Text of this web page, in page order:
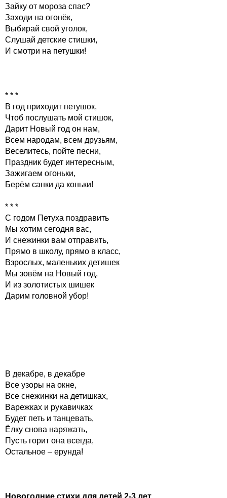
Зайку от мороза спас?
Заходи на огонёк,
Выбирай свой уголок,
Слушай детские стишки,
И смотри на петушки!
* * *
В год приходит петушок,
Чтоб послушать мой стишок,
Дарит Новый год он нам,
Всем народам, всем друзьям,
Веселитесь, пойте песни,
Праздник будет интересным,
Зажигаем огоньки,
Берём санки да коньки!
* * *
С годом Петуха поздравить
Мы хотим сегодня вас,
И снежинки вам отправить,
Прямо в школу, прямо в класс,
Взрослых, маленьких детишек
Мы зовём на Новый год,
И из золотистых шишек
Дарим головной убор!
В декабре, в декабре
Все узоры на окне,
Все снежинки на детишках,
Варежках и рукавичках
Будет петь и танцевать,
Ёлку снова наряжать,
Пусть горит она всегда,
Остальное – ерунда!
Новогодние стихи для детей 2-3 лет